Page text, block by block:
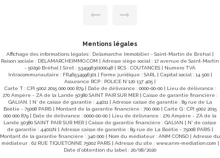
cour est commune aux trois logements. Chauffage au sol
estimé des dépenses annuelles d'énergie pour un usage
standard entre 2920€ et 3980 € par an (prix moyens des
énergies indexés au 01/01/2021) Loyer: 805€ Dépôt de
Garantie: 805€ Honoraires charges locataires : 644 euros
dont 80.50€ euros d'état des lieux « Les informations sur
les risques auxquels ce bien est exposé sont disponibles
sur le site Géorisques : www.georisques.gouv.fr »
Maison Orval Sur Sienne 5 pièce(s) 172.30 m2
Loyer 805 €/mois
Mentions légales
Affichage des informations légales : Delamarche Immobilier - Saint-Martin de Bréhal |
Raison sociale : DELAMARCHEIMMO.COM | Adresse siège social : 17 avenue de Saint-Martin
- 50290 Bréhal | Siret : 53499630100048 | RCS : COUTANCES | Numero TVA
Intracommunautaire : FR46534996301 | Forme juridique : SARL | Capital social : 14 500 |
Assurance RCP : POLICE N°120 137 405 |
Carte T : CPI 5002 2015 000 000 879 | Date de délivrance : 0000-00-00 | Lieu de délivrance :
270 Ampère - ZA de la Lande 50380 SAINT PAIR SUR MER | Caisse de garantie financière :
GALIAN. | N° de caisse de garantie : 44011 | Adresse caisse de garantie : 89 rue de La
Boëtie - 75008 PARIS | Montant de la garantie financière : 700 000 | Carte G : CPI 5002 2015
000 000 879 | Date de délivrance : 0000-00-00 | Lieu de délivrance : 270 Ampère - ZA de la
Lande 50380 SAINT PAIR SUR MER | Caisse de garantie financière : GALIAN | N° de caisse
de garantie : 44011N | Adresse caisse de garantie : 89 rue de La Boëtie - 75008 PARIS |
Montant de la garantie financière : 340 000 | Nom du médiateur : ANM CONSO | Adresse du
médiateur : 62 RUE TIQUETONNE 75002 PARIS | Adresse du site : www.anm-mediation.com |
Date d'obtention du label : 20/08/2020